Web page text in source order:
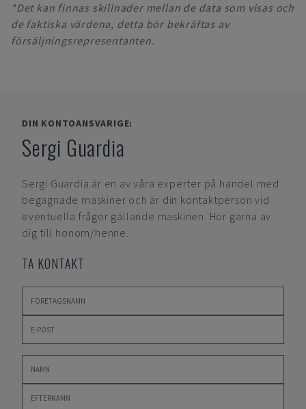
*Det kan finnas skillnader mellan de data som visas och
de faktiska värdena, detta bör bekräftas av
försäljningsrepresentanten.
DIN KONTOANSVARIGE:
Sergi Guardia
Sergi Guardia är en av våra experter på handel med
begagnade maskiner och är din kontaktperson vid
eventuella frågor gällande maskinen. Hör gärna av
dig till honom/henne.
TA KONTAKT